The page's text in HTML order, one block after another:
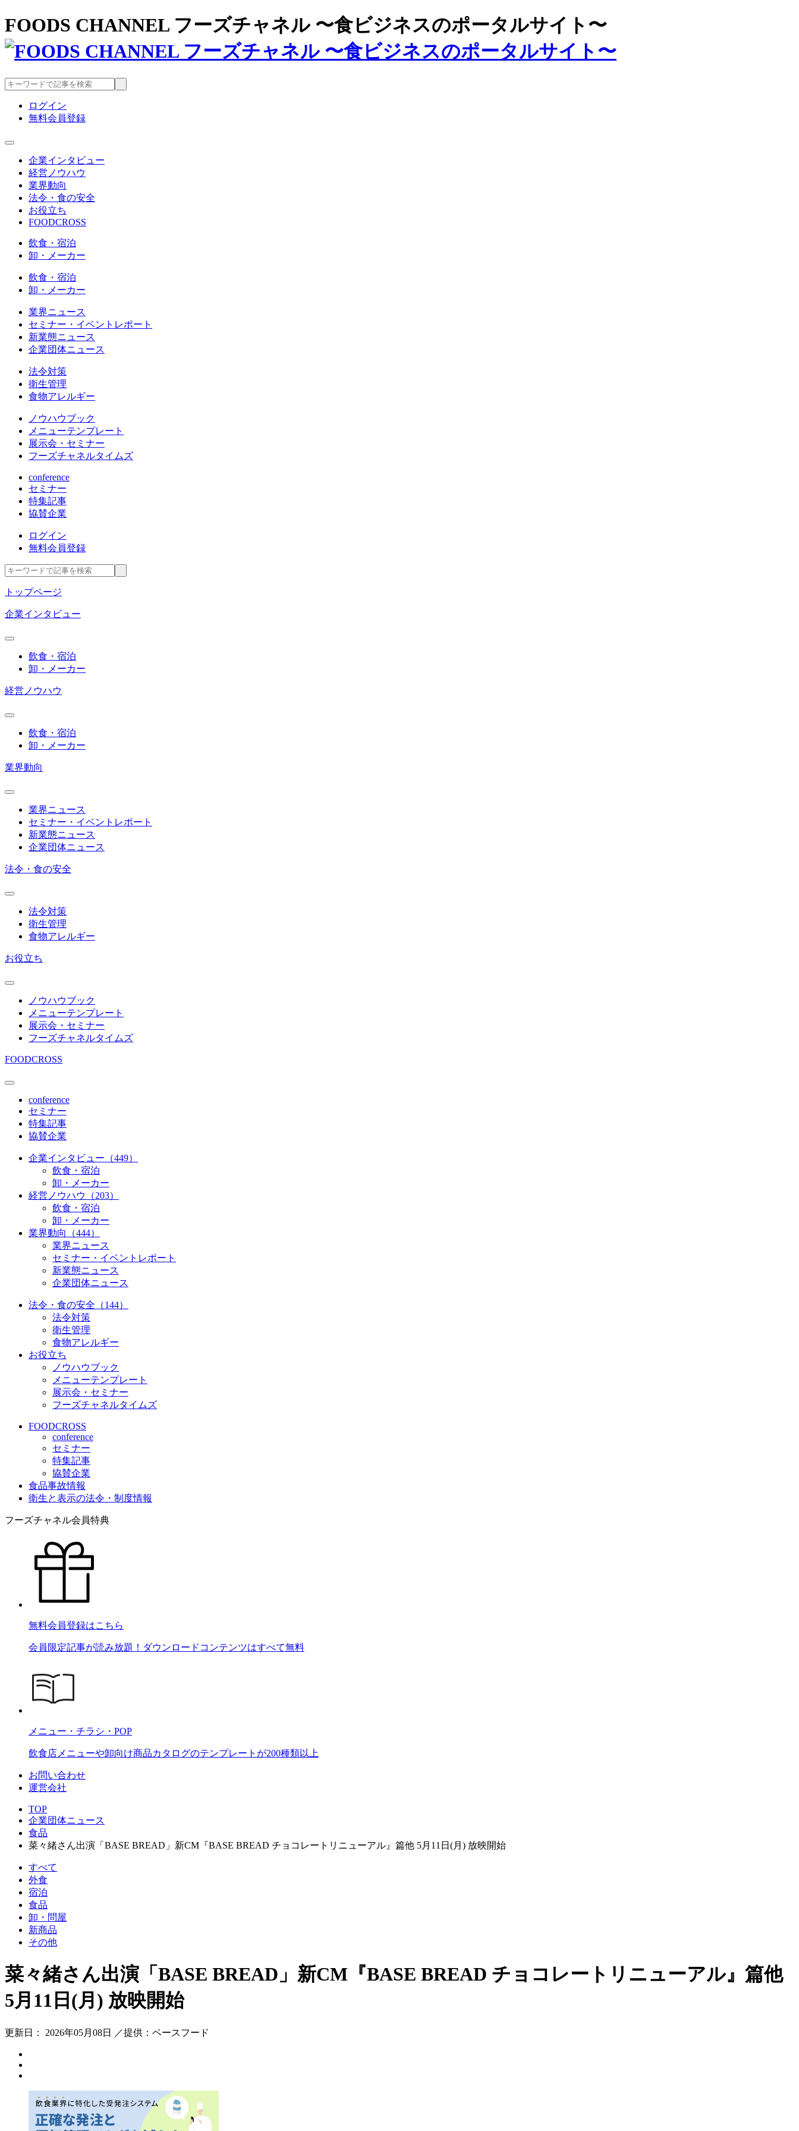
FOODS CHANNEL フーズチャネル 〜食ビジネスのポータルサイト〜
ログイン
無料会員登録
企業インタビュー
経営ノウハウ
業界動向
法令・食の安全
お役立ち
FOODCROSS
飲食・宿泊
卸・メーカー
飲食・宿泊
卸・メーカー
業界ニュース
セミナー・イベントレポート
新業態ニュース
企業団体ニュース
法令対策
衛生管理
食物アレルギー
ノウハウブック
メニューテンプレート
展示会・セミナー
フーズチャネルタイムズ
conference
セミナー
特集記事
協賛企業
ログイン
無料会員登録
トップページ
企業インタビュー
飲食・宿泊
卸・メーカー
経営ノウハウ
飲食・宿泊
卸・メーカー
業界動向
業界ニュース
セミナー・イベントレポート
新業態ニュース
企業団体ニュース
法令・食の安全
法令対策
衛生管理
食物アレルギー
お役立ち
ノウハウブック
メニューテンプレート
展示会・セミナー
フーズチャネルタイムズ
FOODCROSS
conference
セミナー
特集記事
協賛企業
企業インタビュー（449）
飲食・宿泊
卸・メーカー
経営ノウハウ（203）
飲食・宿泊
卸・メーカー
業界動向（444）
業界ニュース
セミナー・イベントレポート
新業態ニュース
企業団体ニュース
法令・食の安全（144）
法令対策
衛生管理
食物アレルギー
お役立ち
ノウハウブック
メニューテンプレート
展示会・セミナー
フーズチャネルタイムズ
FOODCROSS
conference
セミナー
特集記事
協賛企業
食品事故情報
衛生と表示の法令・制度情報
フーズチャネル会員特典
無料会員登録はこちら
会員限定記事が読み放題！ダウンロードコンテンツはすべて無料
メニュー・チラシ・POP
飲食店メニューや卸向け商品カタログのテンプレートが200種類以上
お問い合わせ
運営会社
TOP
企業団体ニュース
食品
菜々緒さん出演「BASE BREAD」新CM『BASE BREAD チョコレートリニューアル』篇他 5月11日(月) 放映開始
すべて
外食
宿泊
食品
卸・問屋
新商品
その他
菜々緒さん出演「BASE BREAD」新CM『BASE BREAD チョコレートリニューアル』篇他
5月11日(月) 放映開始
更新日： 2026年05月08日 ／提供：ベースフード